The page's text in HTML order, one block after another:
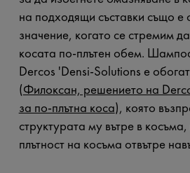
на подходящи съставки също
значение, когато се стремим
косата по-плътен обем.
Dercos 'Densi-Solutions е
(Филоксан, решението на
за по-плътна коса), която
структурата му вътре в
плътност на косъма отвътре